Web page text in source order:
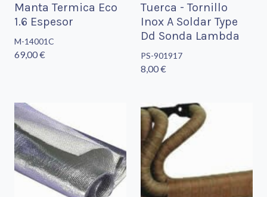
Manta Termica Eco
1.6 Espesor
M-14001C
69,00 €
Tuerca - Tornillo
Inox A Soldar Type
Dd Sonda Lambda
PS-901917
8,00 €